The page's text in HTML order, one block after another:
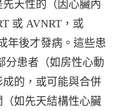
天性的（因心臟內
或 AVNRT，或
年後才發病。這些患
分患者（如房性心動
的，或可能與合併
如先天結構性心臟